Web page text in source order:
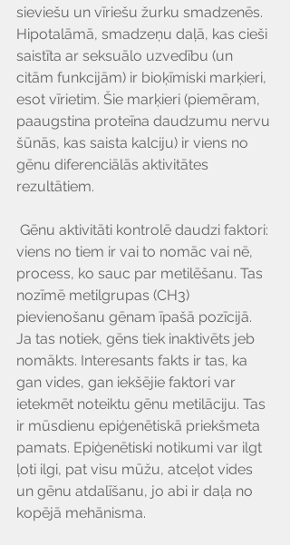
sieviešu un vīriešu žurku smadzenēs.
Hipotalāmā, smadzeņu daļā, kas cieši
saistīta ar seksuālo uzvedību (un
citām funkcijām) ir bioķīmiski marķieri,
esot vīrietim. Šie marķieri (piemēram,
paaugstina proteīna daudzumu nervu
šūnās, kas saista kalciju) ir viens no
gēnu diferenciālās aktivitātes
rezultātiem.
viens no tiem ir vai to nomāc vai nē,
process, ko sauc par metilēšanu. Tas
nozīmē metilgrupas (CH3)
pievienošanu gēnam īpašā pozīcijā.
Ja tas notiek, gēns tiek inaktivēts jeb
nomākts. Interesants fakts ir tas, ka
gan vides, gan iekšējie faktori var
ietekmēt noteiktu gēnu metilāciju. Tas
ir mūsdienu epiģenētiskā priekšmeta
pamats. Epiģenētiski notikumi var ilgt
ļoti ilgi, pat visu mūžu, atceļot vides
un gēnu atdalīšanu, jo abi ir daļa no
kopējā mehānisma.